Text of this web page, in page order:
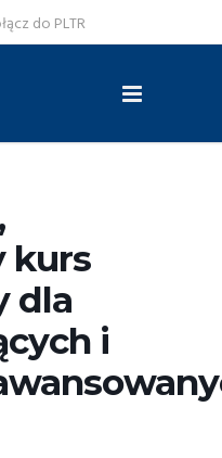
do PLTR
kurs
dla
i